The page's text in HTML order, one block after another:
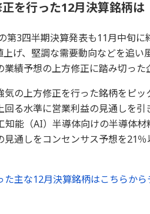
を行った12月決算銘柄は
第3四半期決算発表も11月中旬に
げ、堅調な需要動向などを追い
績予想の上方修正に踏み切った
の上方修正を行った銘柄をピッ
る水準に営業利益の見通しを引
知能（AI）半導体向けの半導体
通しをコンセンサス予想を21
主な12月決算銘柄はこちらから